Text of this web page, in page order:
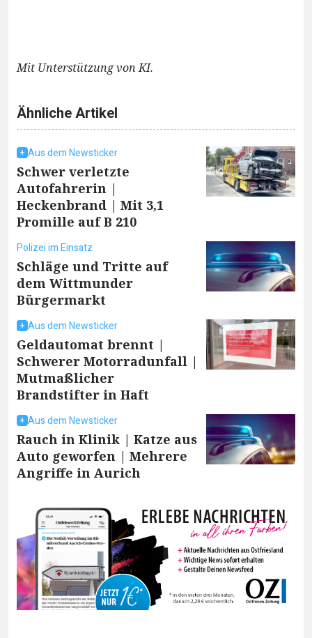
Mit Unterstützung von KI.
Ähnliche Artikel
Aus dem Newsticker
Schwer verletzte
Autofahrerin |
Heckenbrand | Mit 3,1
Promille auf B 210
Polizei im Einsatz
Schläge und Tritte auf
dem Wittmunder
Bürgermarkt
Aus dem Newsticker
Geldautomat brennt |
Schwerer Motorradunfall |
Mutmaßlicher
Brandstifter in Haft
Aus dem Newsticker
Rauch in Klinik | Katze aus
Auto geworfen | Mehrere
Angriffe in Aurich